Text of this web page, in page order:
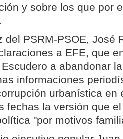
y sobre los que por
del PSRM-PSOE, José
a EFE, que
a abandonar
informaciones
urbanística en
fechas la versión que
"por motivos